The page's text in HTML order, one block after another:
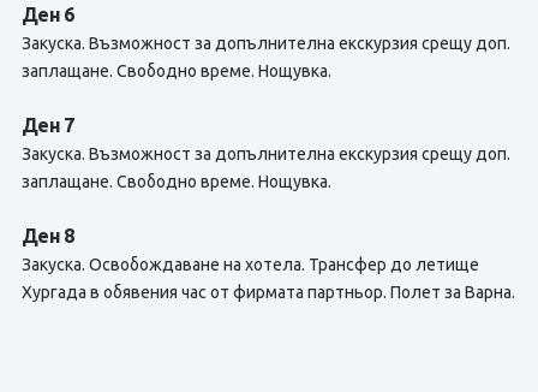
Ден 6
Закуска. Възможност за допълнителна екскурзия срещу доп.
заплащане. Свободно време. Нощувка.
Ден 7
Закуска. Възможност за допълнителна екскурзия срещу доп.
заплащане. Свободно време. Нощувка.
Ден 8
Закуска. Освобождаване на хотела. Трансфер до летище
Хургада в обявения час от фирмата партньор. Полет за Варна.